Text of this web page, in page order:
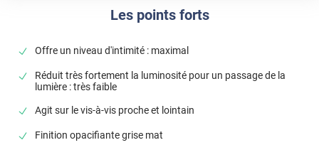
Les points forts
Offre un niveau d'intimité : maximal
Réduit très fortement la luminosité pour un passage de la
lumière : très faible
Agit sur le vis-à-vis proche et lointain
Finition opacifiante grise mat